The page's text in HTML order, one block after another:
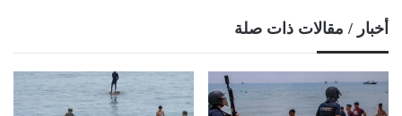
أخبار / مقالات ذات صلة